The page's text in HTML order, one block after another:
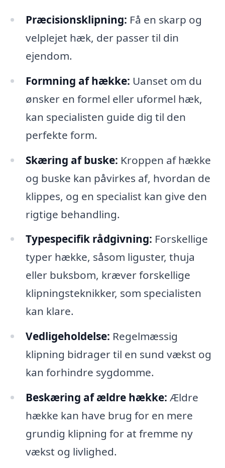
Præcisionsklipning: Få en skarp og
velplejet hæk, der passer til din
ejendom.
Formning af hække: Uanset om du
ønsker en formel eller uformel hæk,
kan specialisten guide dig til den
perfekte form.
Skæring af buske: Kroppen af hække
og buske kan påvirkes af, hvordan de
klippes, og en specialist kan give den
rigtige behandling.
Typespecifik rådgivning: Forskellige
typer hække, såsom liguster, thuja
eller buksbom, kræver forskellige
klipningsteknikker, som specialisten
kan klare.
Vedligeholdelse: Regelmæssig
klipning bidrager til en sund vækst og
kan forhindre sygdomme.
Beskæring af ældre hække: Ældre
hække kan have brug for en mere
grundig klipning for at fremme ny
vækst og livlighed.